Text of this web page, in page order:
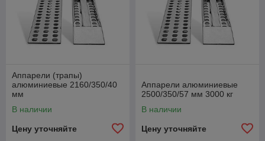
Аппарели (трапы)
алюминиевые 2160/350/40
мм
В наличии
Цену уточняйте
Аппарели алюминиевые
2500/350/57 мм 3000 кг
В наличии
Цену уточняйте